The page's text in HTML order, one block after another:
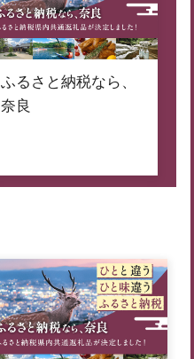
ふるさと納税なら、
奈良